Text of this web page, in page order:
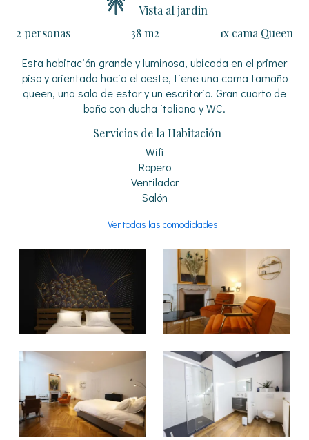
Vista al jardin
2 personas
38 m2 1x cama Queen
Esta habitación grande y luminosa, ubicada en el primer
piso y orientada hacia el oeste, tiene una cama tamaño
queen, una sala de estar y un escritorio. Gran cuarto de
baño con ducha italiana y WC.
Servicios de la Habitación
Wifi
Ropero
Ventilador
Salón
Ver todas las comodidades